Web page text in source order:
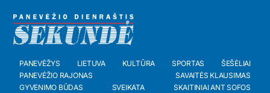
PANEVĖŽYS LIETUVA KULTŪRA SPORTAS
ŠEŠĖLIAI
PANEVĖŽIO RAJONAS
SAVAITĖS KLAUSIMAS
GYVENIMO BŪDAS
SVEIKATA
SKAITINIAI ANT SOFOS